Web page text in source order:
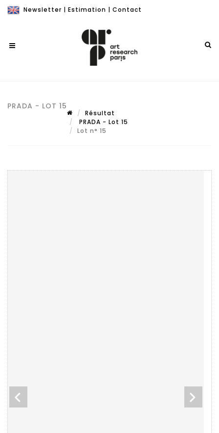
Newsletter | Estimation | Contact
PRADA - LOT 15
Résultat
PRADA - Lot 15
Lot n° 15